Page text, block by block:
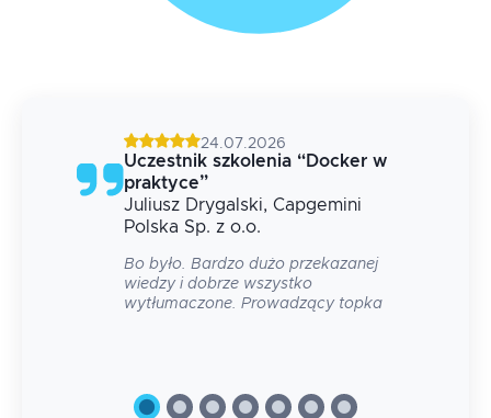
24.07.2026
Uczestnik szkolenia “Docker w
praktyce”
Juliusz Drygalski, Capgemini
Polska Sp. z o.o.
Bo było. Bardzo dużo przekazanej
wiedzy i dobrze wszystko
wytłumaczone. Prowadzący topka